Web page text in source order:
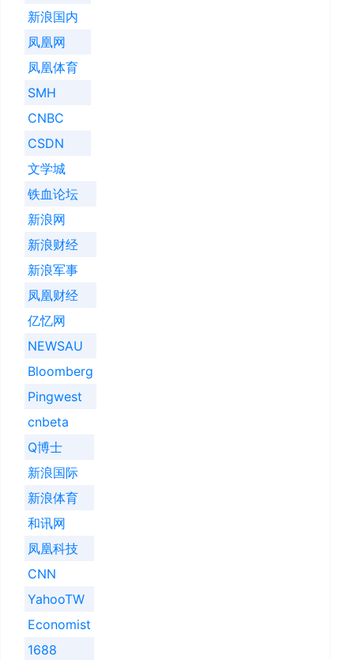
新浪国内
凤凰网
凤凰体育
SMH
CNBC
CSDN
文学城
铁血论坛
新浪网
新浪财经
新浪军事
凤凰财经
亿忆网
NEWSAU
Bloomberg
Pingwest
cnbeta
Q博士
新浪国际
新浪体育
和讯网
凤凰科技
CNN
YahooTW
Economist
1688